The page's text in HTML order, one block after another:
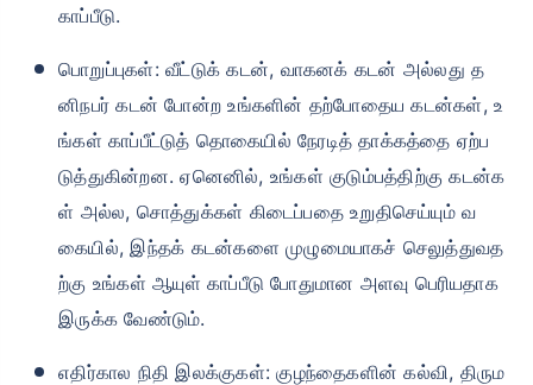
காப்பீடு.
பொறுப்புகள்: வீட்டுக் கடன், வாகனக் கடன் அல்லது த
னிநபர் கடன் போன்ற உங்களின் தற்போதைய கடன்கள், உ
ங்கள் காப்பீட்டுத் தொகையில் நேரடித் தாக்கத்தை ஏற்ப
டுத்துகின்றன. ஏனெனில், உங்கள் குடும்பத்திற்கு கடன்க
ள் அல்ல, சொத்துக்கள் கிடைப்பதை உறுதிசெய்யும் வ
கையில், இந்தக் கடன்களை முழுமையாகச் செலுத்துவத
ற்கு உங்கள் ஆயுள் காப்பீடு போதுமான அளவு பெரியதாக
இருக்க வேண்டும்.
எதிர்கால நிதி இலக்குகள்: குழந்தைகளின் கல்வி, திரும